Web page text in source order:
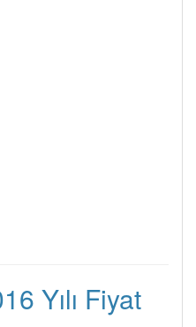
Yılı Fiyat